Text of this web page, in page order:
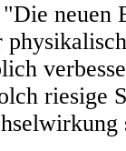
neuen
riesige